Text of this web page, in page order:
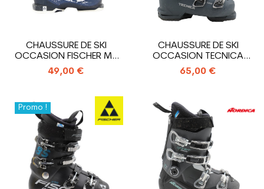
CHAUSSURE DE SKI
OCCASION FISCHER MY
RC PRO 80 XTR
49,00 €
CHAUSSURE DE SKI
OCCASION TECNICA
MACH SPORT RT MV W
65,00 €
Promo !